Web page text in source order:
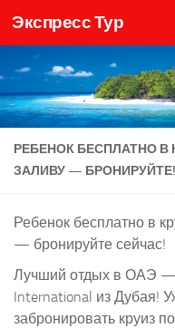
Skip to content
Экспресс Тур
РЕБЕНОК БЕСПЛАТНО
ЗАЛИВУ — БРОНИРУЙТЕ!
Ребенок бесплатно в
— бронируйте сейчас!
Лучший отдых в ОАЭ —
International из Дубая!
забронировать круиз